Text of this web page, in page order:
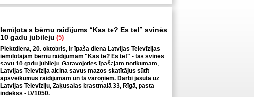
Iemīļotais bērnu raidījums “Kas te? Es te!” svinēs
10 gadu jubileju (5)
Piektdiena, 20. oktobris, ir īpaša diena Latvijas Televīzijas
iemīļotajam bērnu raidījumam "Kas te? Es te!" - tas svinēs
savu 10 gadu jubileju. Gatavojoties īpašajam notikumam,
Latvijas Televīzija aicina savus mazos skatītājus sūtīt
apsveikumus raidījumam un tā varoņiem. Darbi jāsūta uz
Latvijas Televīziju, Zaķusalas krastmalā 33, Rīgā, pasta
indekss - LV1050.